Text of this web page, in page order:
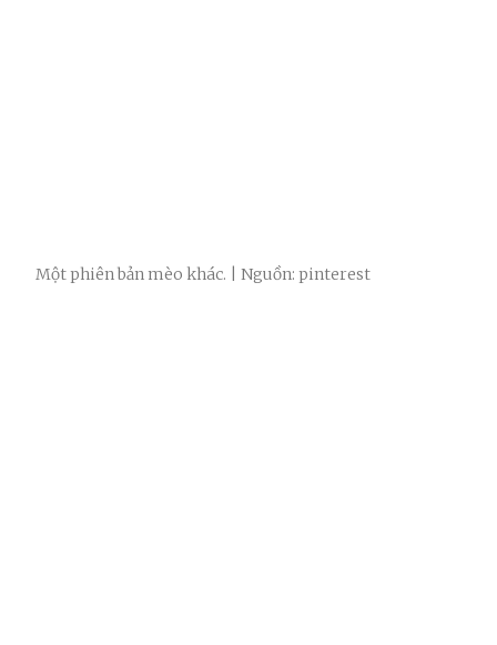
Một phiên bản mèo khác. | Nguồn: pinterest